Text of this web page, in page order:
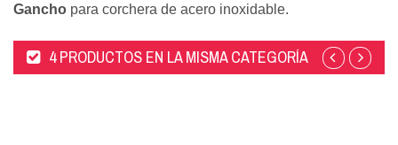
Gancho para corchera de acero inoxidable.
4 PRODUCTOS EN LA MISMA CATEGORÍA